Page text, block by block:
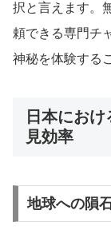
択と言えます。
頼できる専門チ
神秘を体験する
日本にお
見効率
地球への隕